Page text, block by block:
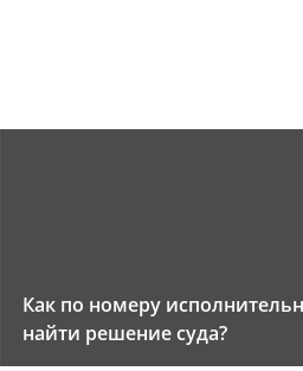
Как по номеру
найти решение суда?